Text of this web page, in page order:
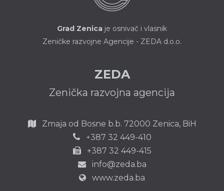
Grad Zenica je osnivač i vlasnik
Zeničke razvojne Agencije - ZEDA d.o.o.
ZEDA
Zenička razvojna agencija
Zmaja od Bosne b.b. 72000 Zenica, BiH
+387 32 449-410
+387 32 449-415
info@zeda.ba
www.zeda.ba